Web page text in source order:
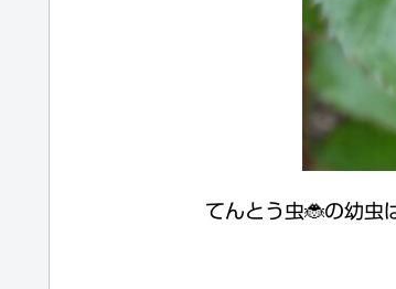
てんとう虫🐞の幼虫